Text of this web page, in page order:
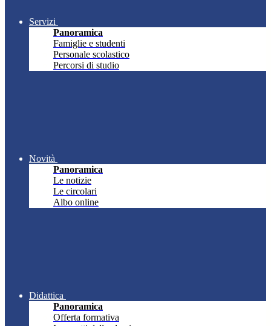
Servizi
Panoramica
Famiglie e studenti
Personale scolastico
Percorsi di studio
Novità
Panoramica
Le notizie
Le circolari
Albo online
Didattica
Panoramica
Offerta formativa